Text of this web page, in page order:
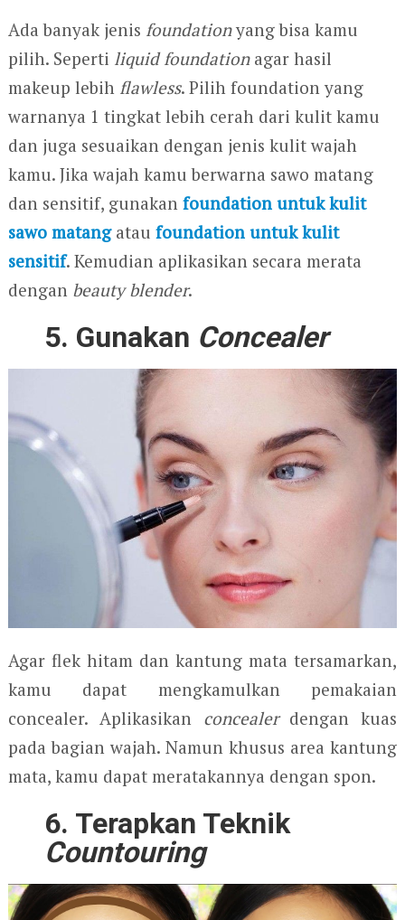
Ada banyak jenis foundationyang bisa kamu
pilih. Seperti liquid foundationagar hasil
makeup lebih flawless. Pilih foundation yang
warnanya 1 tingkat lebih cerah dari kulit kamu
dan juga sesuaikan dengan jenis kulit wajah
kamu. Jika wajah kamu berwarna sawo matang
dan sensitif, gunakan foundation untuk kulit
sawo matangatau foundation untuk kulit
sensitif. Kemudian aplikasikan secara merata
dengan beauty blender.
5. Gunakan Concealer
Agar flek hitam dan kantung mata tersamarkan,
kamu dapat mengkamulkan pemakaian
concealer. Aplikasikan concealerdengan kuas
pada bagian wajah. Namun khusus area kantung
mata, kamu dapat meratakannya dengan spon.
6. Terapkan Teknik
Countouring